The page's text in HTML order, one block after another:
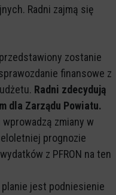
Radni zajmą się
zostanie
finansowe z
Radni zdecydują
dla Zarządu Powiatu.
zmiany w
prognozie
z PFRON na ten
jest podniesienie